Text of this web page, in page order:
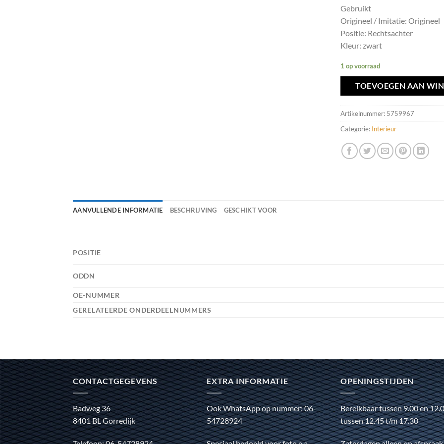
Gebruikt
Origineel / Imitatie: Origineel
Positie: Rechtsachter
Kleur: zwart
1 op voorraad
TOEVOEGEN AAN
Artikelnummer: 5759967
Categorie: Interieur
AANVULLENDE INFORMATIE BESCHRIJVING GESCHIKT VOOR
POSITIE
ODDN
OE-NUMMER
GERELATEERDE ONDERDEELNUMMERS
CONTACTGEGEVENS
Badweg 36
8401 BL Gorredijk
EXTRA INFORMATIE
Ook WhatsApp op nummer: 06-
54728924
OPENINGSTIJDEN
Bereikbaar tussen 9.00 en
tussen 12.45 t/m 17.30